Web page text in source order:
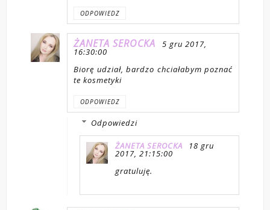
ODPOWIEDZ
ŻANETA SEROCKA 5 gru 2017,
16:30:00
Biorę udział, bardzo chciałabym poznać
te kosmetyki
ODPOWIEDZ
Odpowiedzi
ŻANETA SEROCKA 18 gru
2017, 21:15:00
gratuluję.